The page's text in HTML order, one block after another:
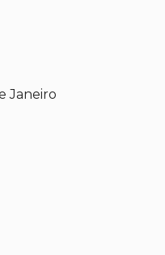
Janeiro